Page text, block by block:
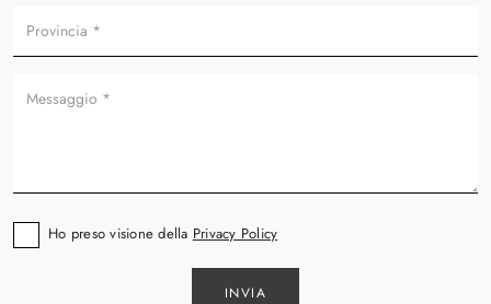
Ho preso visione della Privacy Policy
INVIA